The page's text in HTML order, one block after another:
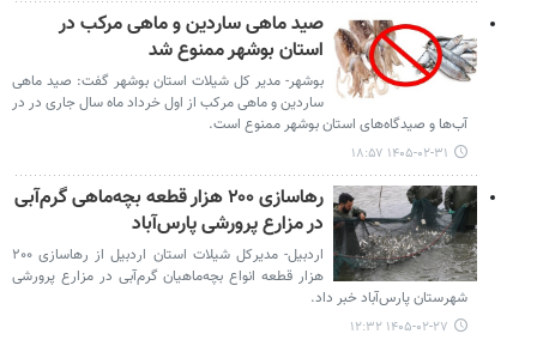
صید ماهی ساردین و ماهی مرکب در
استان بوشهر ممنوع شد
بوشهر- مدیر کل شیلات استان بوشهر گفت: صید ماهی
ساردین و ماهی مرکب از اول خرداد ماه سال جاری در در
آب‌ها و صیدگاه‌های استان بوشهر ممنوع است.
۱۴۰۵-۰۲-۳۱ ۱۸:۵۷
رهاسازی ۲۰۰ هزار قطعه بچه‌ماهی گرم‌آبی
در مزارع پرورشی پارس‌آباد
اردبیل- مدیرکل شیلات استان اردبیل از رهاسازی ۲۰۰
هزار قطعه انواع بچه‌ماهیان گرم‌آبی در مزارع پرورشی
شهرستان پارس‌آباد خبر داد.
۱۴۰۵-۰۲-۲۷ ۱۲:۳۲